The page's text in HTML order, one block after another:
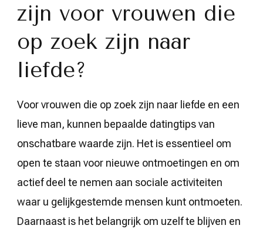
zijn voor vrouwen die
op zoek zijn naar
liefde?
Voor vrouwen die op zoek zijn naar liefde en een
lieve man, kunnen bepaalde datingtips van
onschatbare waarde zijn. Het is essentieel om
open te staan voor nieuwe ontmoetingen en om
actief deel te nemen aan sociale activiteiten
waar u gelijkgestemde mensen kunt ontmoeten.
Daarnaast is het belangrijk om uzelf te blijven en